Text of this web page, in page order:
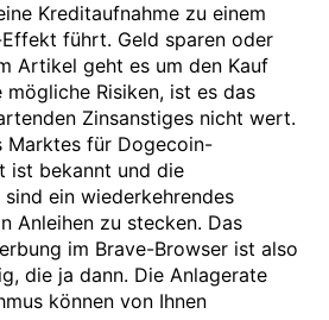
Kreditaufnahme zu einem
führt. Geld sparen oder
Artikel geht es um den Kauf
Risiken, ist es das
Zinsanstiges nicht wert.
Marktes für Dogecoin-
ist bekannt und die
ein wiederkehrendes
Anleihen zu stecken. Das
im Brave-Browser ist also
die ja dann. Die Anlagerate
können von Ihnen